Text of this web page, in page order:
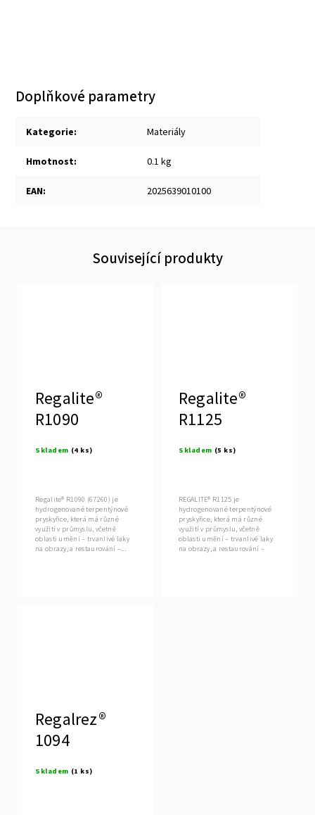
Doplňkové parametry
Kategorie: Materiály
Hmotnost: 0.1 kg
EAN: 2025639010100
Související produkty
Regalite®
R1090
Skladem (4 ks)
Regalite® R1090 (67260) je
hydrogenované terpentýnové
pryskyřice, která má různé
využití v průmyslu, včetně
oblasti umění – trvanlivé laky
na obrazy, a restaurování –...
Regalite®
R1125
Skladem (5 ks)
REGALITE® R1125 je
hydrogenované terpentýnové
pryskyřice, která má různé
využití v průmyslu, včetně
oblasti umění – trvanlivé laky
na obrazy, a restaurování –
Regalrez®
1094
Skladem (1 ks)